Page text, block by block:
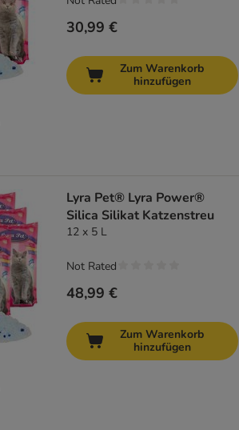
30,99 €
Zum Warenkorb
hinzufügen
Lyra Pet® Lyra Power®
Silica Silikat Katzenstreu
12 x 5 L
48,99 €
Not Rated
Zum Warenkorb
hinzufügen